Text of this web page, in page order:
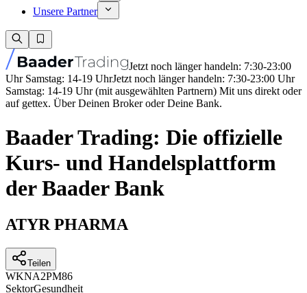
Unsere Partner
Jetzt noch länger handeln: 7:30-23:00
Uhr Samstag: 14-19 UhrJetzt noch länger handeln: 7:30-23:00 Uhr
Samstag: 14-19 Uhr (mit ausgewählten Partnern) Mit uns direkt oder
auf gettex. Über Deinen Broker oder Deine Bank.
Baader Trading: Die offizielle
Kurs- und Handelsplattform
der Baader Bank
ATYR PHARMA
Teilen
WKNA2PM86
SektorGesundheit